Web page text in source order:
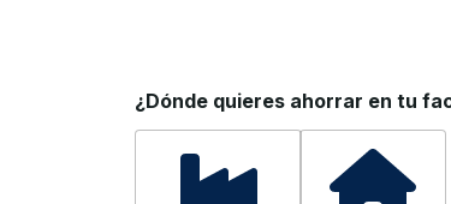
¿Dónde quieres ahorrar en tu